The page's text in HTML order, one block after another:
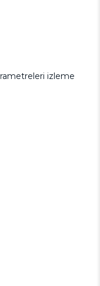
izleme